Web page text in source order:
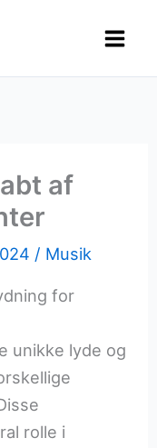
af
/ Musik
for
unikke lyde og
rolle i